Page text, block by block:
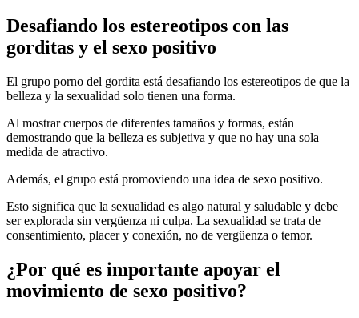
Desafiando los estereotipos con las
gorditas y el sexo positivo
El grupo porno del gordita está desafiando los estereotipos de que la
belleza y la sexualidad solo tienen una forma.
Al mostrar cuerpos de diferentes tamaños y formas, están
demostrando que la belleza es subjetiva y que no hay una sola
medida de atractivo.
Además, el grupo está promoviendo una idea de sexo positivo.
Esto significa que la sexualidad es algo natural y saludable y debe
ser explorada sin vergüenza ni culpa. La sexualidad se trata de
consentimiento, placer y conexión, no de vergüenza o temor.
¿Por qué es importante apoyar el
movimiento de sexo positivo?